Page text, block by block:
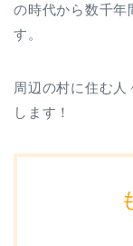
の時代から数千年
す。
周辺の村に住む
します！